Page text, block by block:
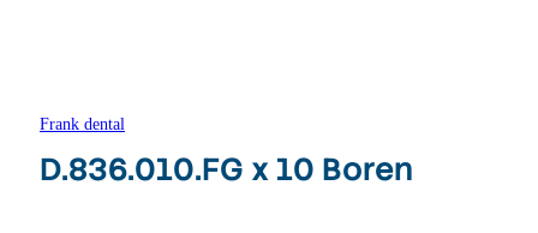
Frank dental
D.836.010.FG x 10 Boren